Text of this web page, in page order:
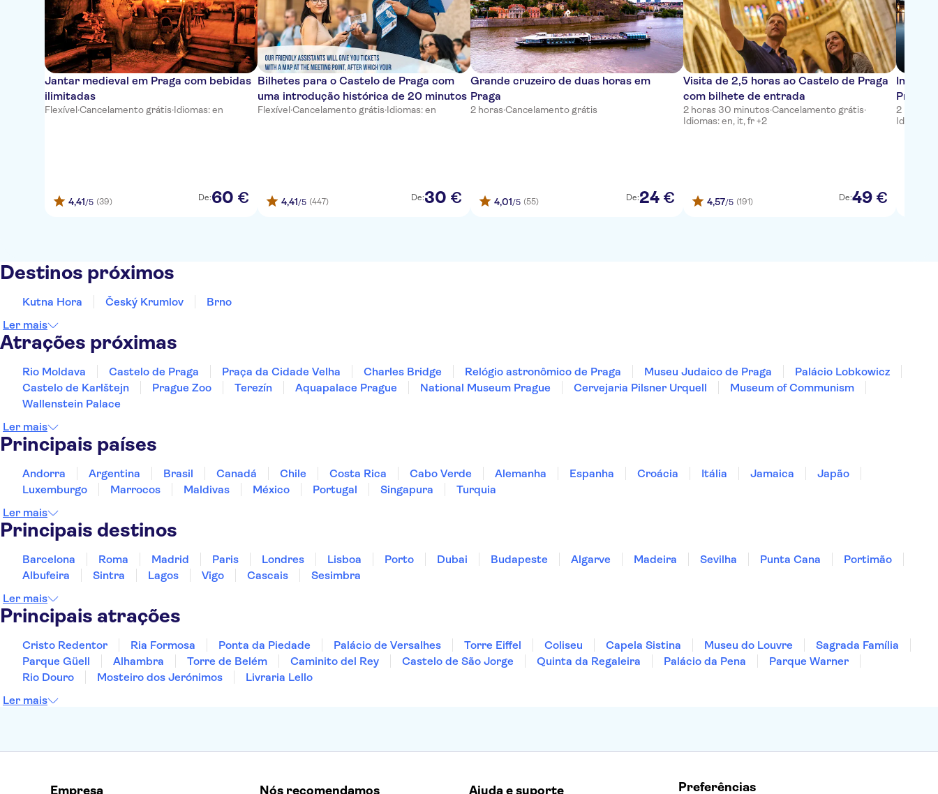
Jantar medieval em Praga com bebidas
ilimitadas
Flexível·Cancelamento grátis·Idiomas: en
4,41/5 (39) De:60 €
Bilhetes para o Castelo de Praga com
uma introdução histórica de 20 minutos
Flexível·Cancelamento grátis·Idiomas: en
4,41/5 (447) De:30 €
Grande cruzeiro de duas horas em
Praga
2 horas·Cancelamento grátis
4,01/5 (55) De:24 €
Visita de 2,5 horas ao Castelo de Praga
com bilhete de entrada
2 horas 30 minutos·Cancelamento grátis·
Idiomas: en, it, fr +2
4,57/5 (191) De:49 €
Praga
2 horas
Idiomas:
Destinos próximos
Kutna Hora Český Krumlov
Brno
Ler mais
Atrações próximas
Rio Moldava Castelo de Praga Praça da Cidade Velha Charles Bridge Relógio astronômico de Praga Museu Judaico de Praga
Palácio Lobkowicz
Castelo de Karlštejn
Prague Zoo Terezín Aquapalace Prague National Museum Prague Cervejaria Pilsner Urquell
Museum of Communism
Wallenstein Palace
Ler mais
Principais países
Andorra Argentina Brasil Canadá Chile Costa Rica Cabo Verde Alemanha Espanha Croácia Itália Jamaica
Japão
Luxemburgo
Marrocos Maldivas México Portugal Singapura
Turquia
Ler mais
Principais destinos
Barcelona Roma Madrid Paris Londres Lisboa Porto Dubai Budapeste Algarve Madeira Sevilha Punta Cana
Portimão
Albufeira
Sintra Lagos Vigo Cascais
Sesimbra
Ler mais
Principais atrações
Cristo Redentor Ria Formosa Ponta da Piedade Palácio de Versalhes Torre Eiffel Coliseu Capela Sistina Museu do Louvre
Sagrada Família
Parque Güell
Alhambra Torre de Belém Caminito del Rey Castelo de São Jorge Quinta da Regaleira Palácio da Pena
Parque Warner
Rio Douro
Mosteiro dos Jerónimos
Livraria Lello
Ler mais
Empresa Nós recomendamos Ajuda e suporte Preferências